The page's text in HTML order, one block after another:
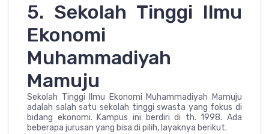
5. Sekolah Tinggi Ilmu
Ekonomi
Muhammadiyah
Mamuju
Sekolah Tinggi Ilmu Ekonomi Muhammadiyah Mamuju
adalah salah satu sekolah tinggi swasta yang fokus di
bidang ekonomi. Kampus ini berdiri di th. 1998. Ada
beberapa jurusan yang bisa di pilih, layaknya berikut.